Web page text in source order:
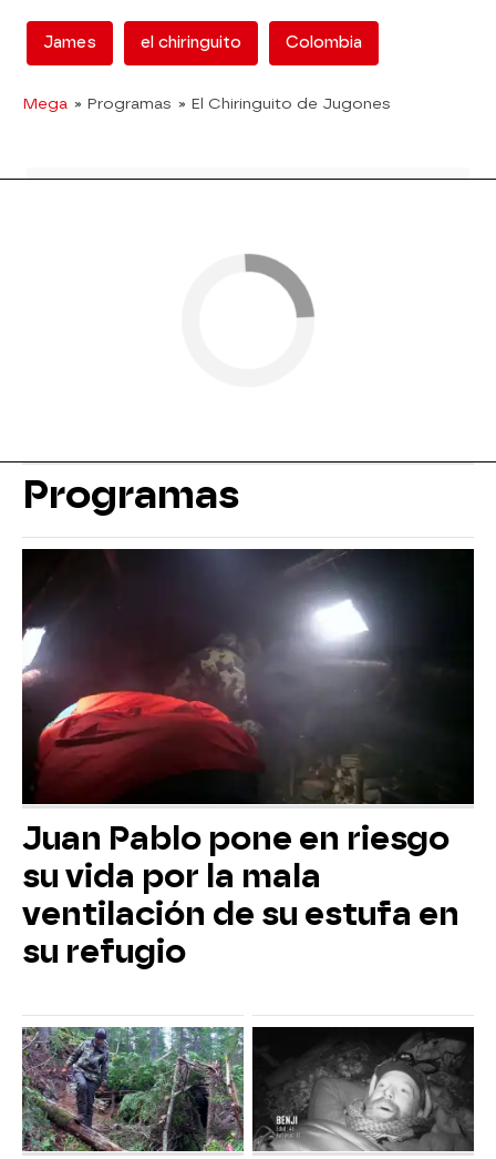
James el chiringuito Colombia
Mega » Programas » El Chiringuito de Jugones
Programas
Juan Pablo pone en riesgo
su vida por la mala
ventilación de su estufa en
su refugio